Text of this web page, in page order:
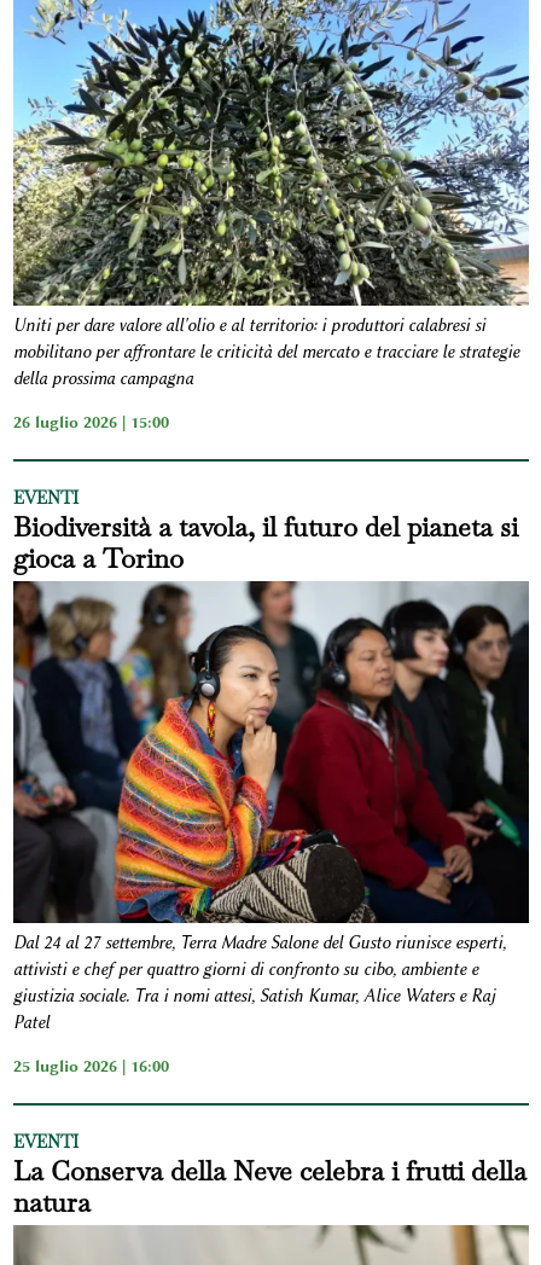
Uniti per dare valore all'olio e al territorio: i produttori calabresi si
mobilitano per affrontare le criticità del mercato e tracciare le strategie
della prossima campagna
26 luglio 2026 | 15:00
EVENTI
Biodiversità a tavola, il futuro del pianeta si
gioca a Torino
Dal 24 al 27 settembre, Terra Madre Salone del Gusto riunisce esperti,
attivisti e chef per quattro giorni di confronto su cibo, ambiente e
giustizia sociale. Tra i nomi attesi, Satish Kumar, Alice Waters e Raj
Patel
25 luglio 2026 | 16:00
EVENTI
La Conserva della Neve celebra i frutti della
natura